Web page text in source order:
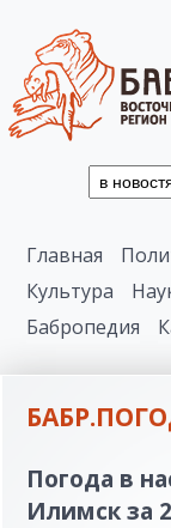
Главная
Культура
Бабропедия
Погода в
Илимск за